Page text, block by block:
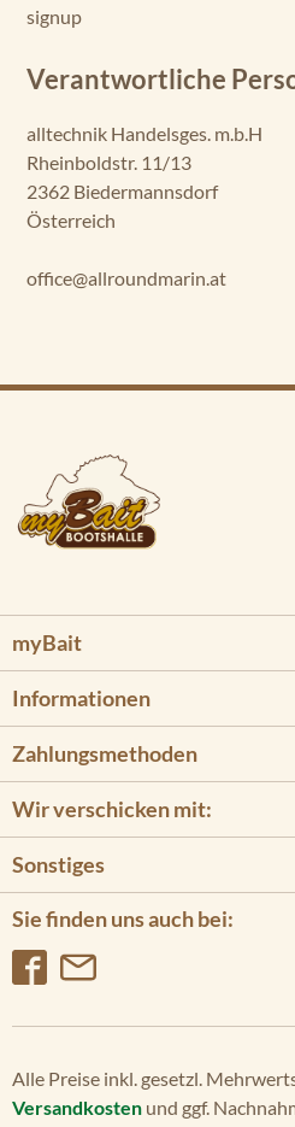
signup
Verantwortliche
alltechnik Handelsges. m.b.H
Rheinboldstr. 11/13
2362 Biedermannsdorf
Österreich
office@allroundmarin.at
myBait
Informationen
Sie finden uns auch bei:
Zahlungsmethoden
Wir verschicken mit:
Sonstiges
Alle Preise inkl. gesetzl.
Versandkosten und ggf.